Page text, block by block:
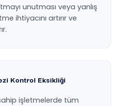
unutması veya yanlış
ihtiyacını artırır ve
Kontrol Eksikliği
işletmelerde tüm